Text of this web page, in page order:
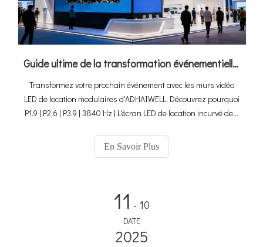
Guide ultime de la transformation événementielle : comment les murs vidéo LED de location modulaires d'ADHAIWELL offrent des visuels inoubliables
Transformez votre prochain événement avec les murs vidéo
LED de location modulaires d'ADHAIWELL. Découvrez pourquoi
P1.9 | P2.6 | P3.9 | 3840 Hz | L'écran LED de location incurvé de ±
époustouflants.
En Savoir Plus
11 - 10
DATE
2025